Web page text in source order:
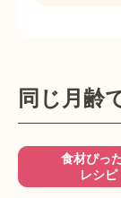
同じ月齢
食材ぴっ
レシピ